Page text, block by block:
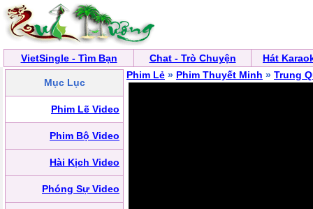
VietSingle - Tìm Bạn Chat - Trò Chuyện Hát
Mục Lục
Phim Lẽ Video
Phim Bộ Video
Hài Kịch Video
Phóng Sự Video
Phim Lẻ » Phim Thuyết Minh » Trung